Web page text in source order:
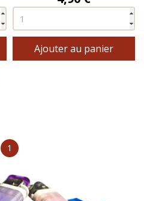
Ajouter au panier
1